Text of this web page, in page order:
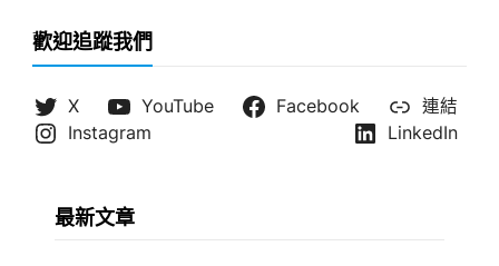
歡迎追蹤我們
X YouTube Facebook
連結
Instagram
LinkedIn
最新文章